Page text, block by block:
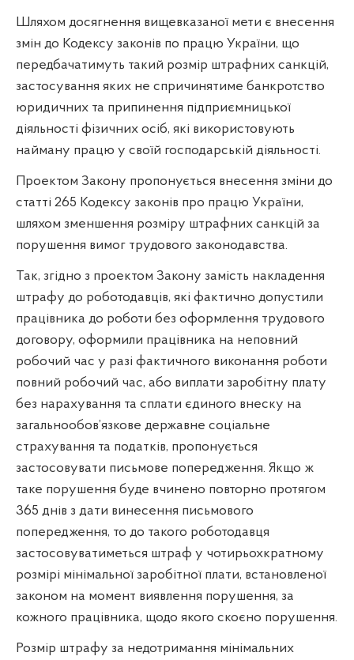
Шляхом досягнення вищевказаної мети є внесення
змін до Кодексу законів по працю України, що
передбачатимуть такий розмір штрафних санкцій,
застосування яких не спричинятиме банкротство
юридичних та припинення підприємницької
діяльності фізичних осіб, які використовують
найману працю у своїй господарській діяльності.
Проектом Закону пропонується внесення зміни до
статті 265 Кодексу законів про працю України,
шляхом зменшення розміру штрафних санкцій за
порушення вимог трудового законодавства.
Так, згідно з проектом Закону замість накладення
штрафу до роботодавців, які фактично допустили
працівника до роботи без оформлення трудового
договору, оформили працівника на неповний
робочий час у разі фактичного виконання роботи
повний робочий час, або виплати заробітну плату
без нарахування та сплати єдиного внеску на
загальнообов’язкове державне соціальне
страхування та податків, пропонується
застосовувати письмове попередження. Якщо ж
таке порушення буде вчинено повторно протягом
365 днів з дати винесення письмового
попередження, то до такого роботодавця
застосовуватиметься штраф у чотирьохкратному
розмірі мінімальної заробітної плати, встановленої
законом на момент виявлення порушення, за
кожного працівника, щодо якого скоєно порушення.
Розмір штрафу за недотримання мінімальних